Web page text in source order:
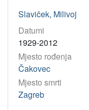
Slaviček, Milivoj
Datumi
1929-2012
Mjesto rođenja
Čakovec
Mjesto smrti
Zagreb